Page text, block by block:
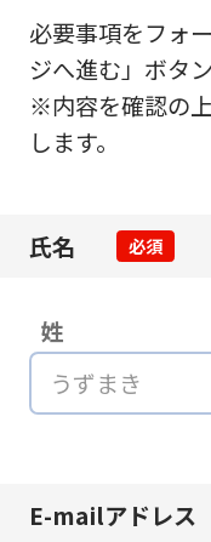
必要事項をフォ
ジへ進む」ボタ
※内容を確認の
します。
氏名 必須
姓
E-mailアドレス